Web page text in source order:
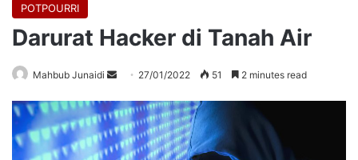
POTPOURRI
Darurat Hacker di Tanah Air
Mahbub Junaidi
Send
email
27/01/2022 51 2 minutes read